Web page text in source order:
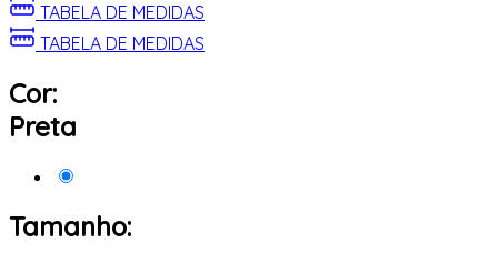
TABELA DE MEDIDAS
TABELA DE MEDIDAS
Cor:
Preta
Tamanho: